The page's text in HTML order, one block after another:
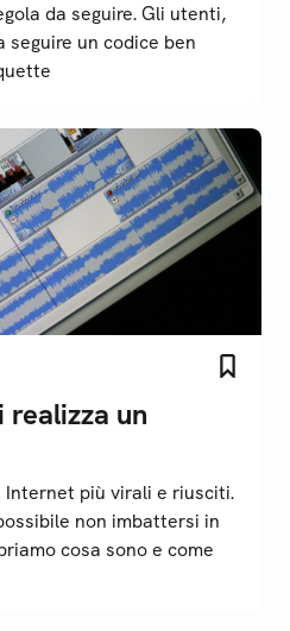
da seguire. Gli utenti,
seguire un codice ben
realizza un
Internet più virali e riusciti.
non imbattersi in
cosa sono e come